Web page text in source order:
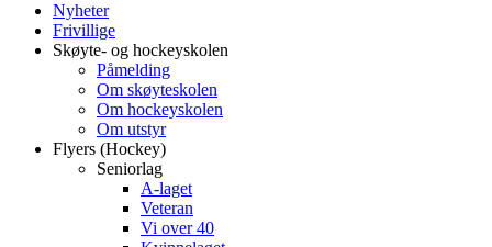
Nyheter
Frivillige
Skøyte- og hockeyskolen
Påmelding
Om skøyteskolen
Om hockeyskolen
Om utstyr
Flyers (Hockey)
Seniorlag
A-laget
Veteran
Vi over 40